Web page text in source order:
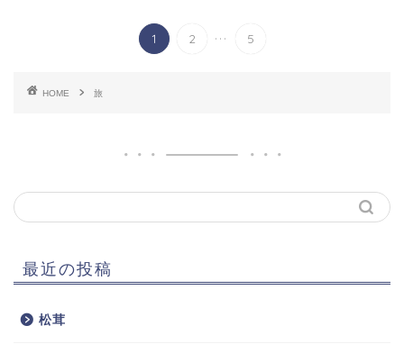
1 2 ... 5
HOME 旅
最近の投稿
松茸